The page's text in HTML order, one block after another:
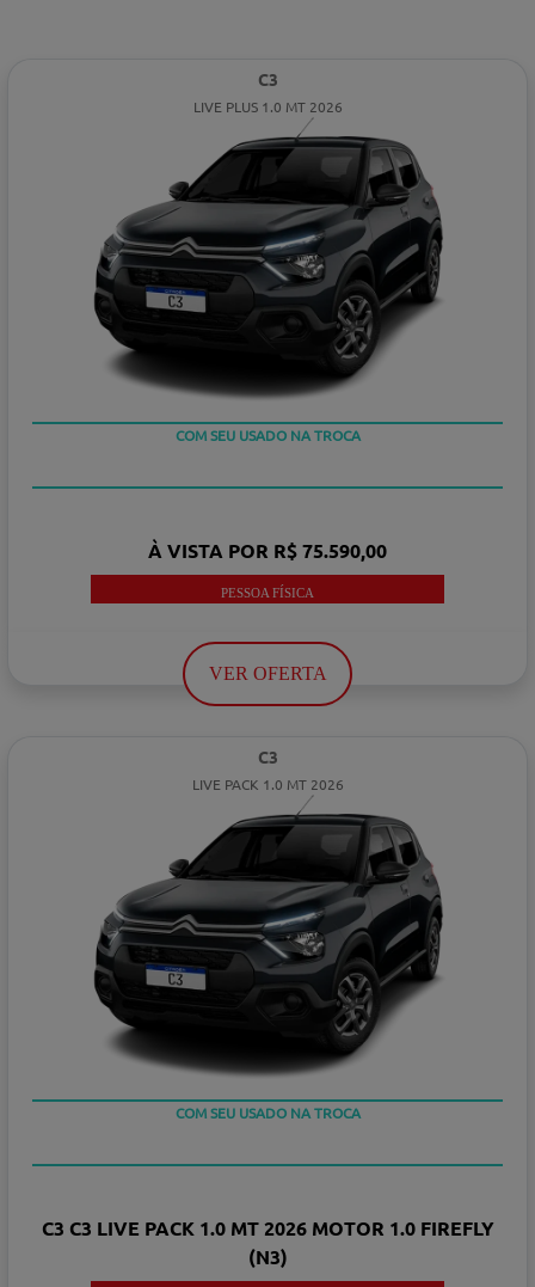
C3
LIVE PLUS 1.0 MT 2026
COM SEU USADO NA TROCA
À VISTA POR R$ 75.590,00
PESSOA FÍSICA
VER OFERTA
C3
LIVE PACK 1.0 MT 2026
TAXA 0 %
C3 C3 LIVE PACK 1.0 MT 2026 MOTOR 1.0 FIREFLY
(N3)